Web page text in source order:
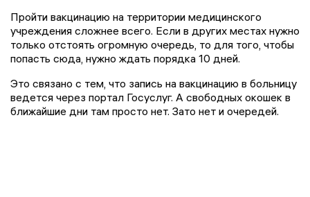
Пройти вакцинацию на территории медицинского
учреждения сложнее всего. Если в других местах нужно
только отстоять огромную очередь, то для того, чтобы
попасть сюда, нужно ждать порядка 10 дней.
Это связано с тем, что запись на вакцинацию в больницу
ведется через портал Госуслуг. А свободных окошек в
ближайшие дни там просто нет. Зато нет и очередей.